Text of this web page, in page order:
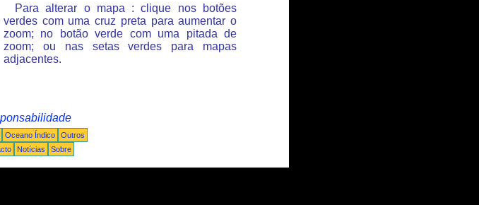
Para alterar o mapa : clique nos botões
verdes com uma cruz preta para aumentar o
zoom; no botão verde com uma pitada de
zoom; ou nas setas verdes para mapas
adjacentes.
Oceano Índico
Outros
Notícias Sobre